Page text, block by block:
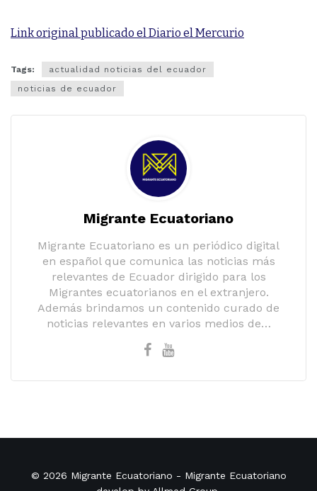
Link original publicado el Diario el Mercurio
Tags:
actualidad noticias del ecuador
noticias de ecuador
Migrante Ecuatoriano
Migrante Ecuatoriano es un periódico digital
en español que comunica las noticias más
relevantes de Ecuador dirigido para los
Migrantes ecuatorianos en el extranjero.
Además brindamos un contenido curado de
noticias relevantes en varios medios de…
© 2026 Migrante Ecuatoriano - Migrante Ecuatoriano